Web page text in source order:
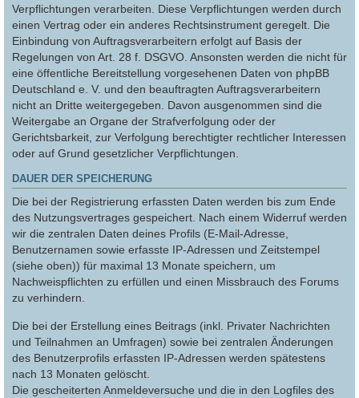
Verpflichtungen verarbeiten. Diese Verpflichtungen werden durch
einen Vertrag oder ein anderes Rechtsinstrument geregelt. Die
Einbindung von Auftragsverarbeitern erfolgt auf Basis der
Regelungen von Art. 28 f. DSGVO. Ansonsten werden die nicht für
eine öffentliche Bereitstellung vorgesehenen Daten von phpBB
Deutschland e. V. und den beauftragten Auftragsverarbeitern
nicht an Dritte weitergegeben. Davon ausgenommen sind die
Weitergabe an Organe der Strafverfolgung oder der
Gerichtsbarkeit, zur Verfolgung berechtigter rechtlicher Interessen
oder auf Grund gesetzlicher Verpflichtungen.
DAUER DER SPEICHERUNG
Die bei der Registrierung erfassten Daten werden bis zum Ende
des Nutzungsvertrages gespeichert. Nach einem Widerruf werden
wir die zentralen Daten deines Profils (E-Mail-Adresse,
Benutzernamen sowie erfasste IP-Adressen und Zeitstempel
(siehe oben)) für maximal 13 Monate speichern, um
Nachweispflichten zu erfüllen und einen Missbrauch des Forums
zu verhindern.
Die bei der Erstellung eines Beitrags (inkl. Privater Nachrichten
und Teilnahmen an Umfragen) sowie bei zentralen Änderungen
des Benutzerprofils erfassten IP-Adressen werden spätestens
nach 13 Monaten gelöscht.
Die gescheiterten Anmeldeversuche und die in den Logfiles des